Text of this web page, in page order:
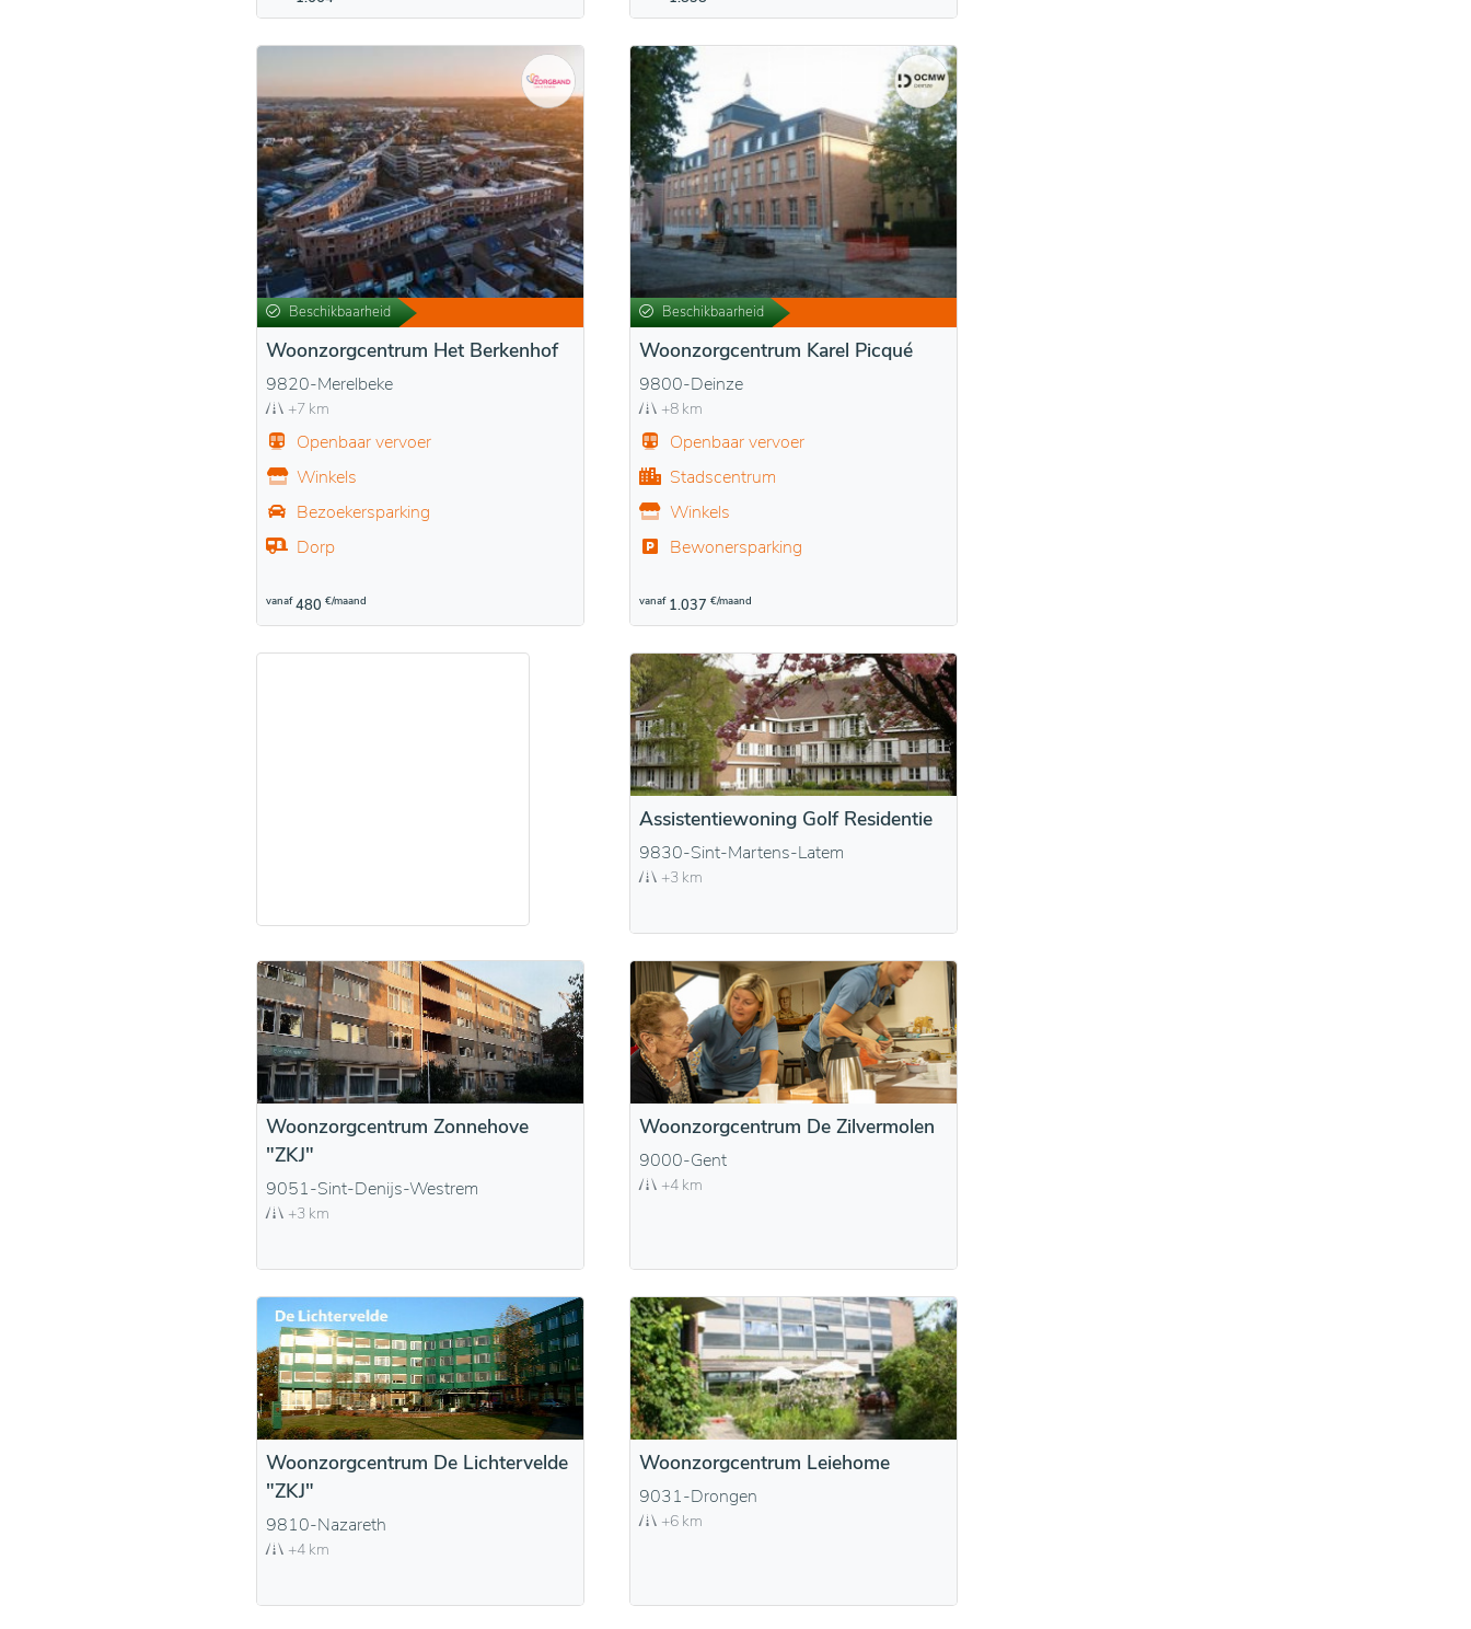
Beschikbaarheid
Woonzorgcentrum Het Berkenhof
9820-Merelbeke
+7 km
Openbaar vervoer
Winkels
Bezoekersparking
Dorp
vanaf 480 €/maand
Beschikbaarheid
Woonzorgcentrum Karel Picqué
9800-Deinze
+8 km
Openbaar vervoer
Stadscentrum
Winkels
Bewonersparking
vanaf 1.037 €/maand
Assistentiewoning Golf Residentie
9830-Sint-Martens-Latem
+3 km
Woonzorgcentrum Zonnehove
"ZKJ"
9051-Sint-Denijs-Westrem
+3 km
Woonzorgcentrum De Zilvermolen
9000-Gent
+4 km
Woonzorgcentrum De Lichtervelde
"ZKJ"
9810-Nazareth
+4 km
Woonzorgcentrum Leiehome
9031-Drongen
+6 km